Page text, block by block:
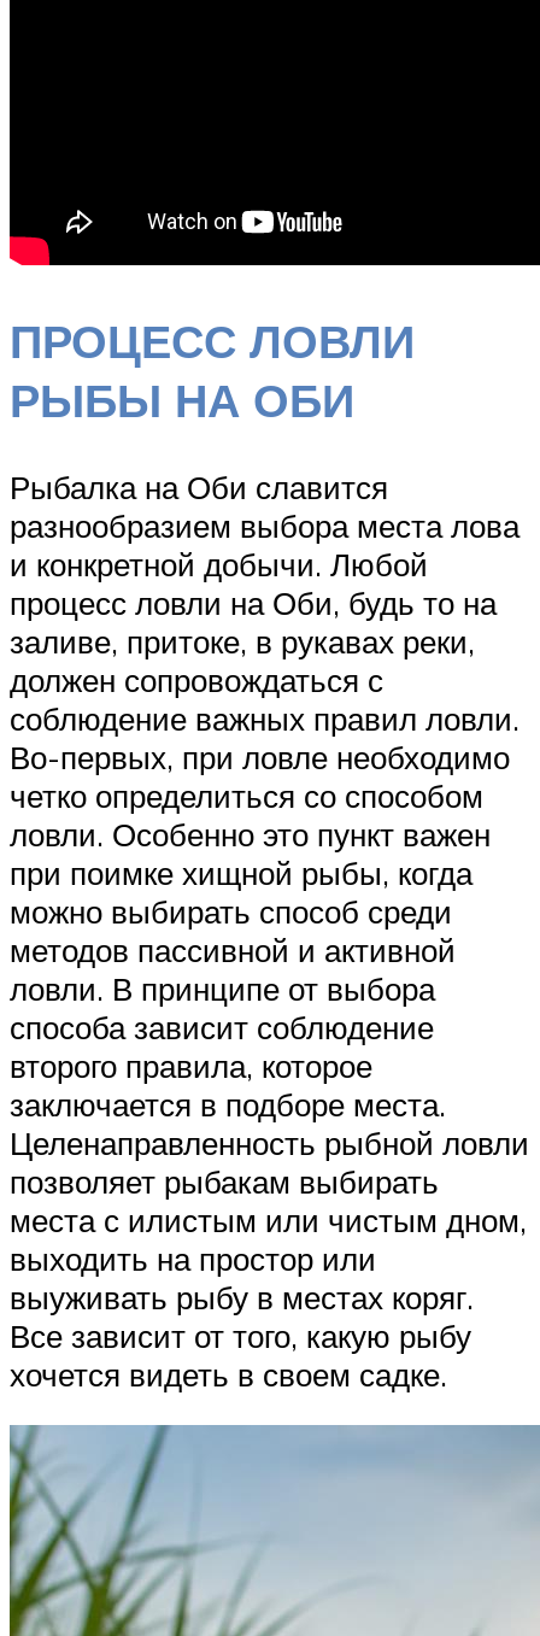
ПРОЦЕСС ЛОВЛИ
РЫБЫ НА ОБИ
Рыбалка на Оби славится
разнообразием выбора места лова
и конкретной добычи. Любой
процесс ловли на Оби, будь то на
заливе, притоке, в рукавах реки,
должен сопровождаться с
соблюдение важных правил ловли.
Во-первых, при ловле необходимо
четко определиться со способом
ловли. Особенно это пункт важен
при поимке хищной рыбы, когда
можно выбирать способ среди
методов пассивной и активной
ловли. В принципе от выбора
способа зависит соблюдение
второго правила, которое
заключается в подборе места.
Целенаправленность рыбной ловли
позволяет рыбакам выбирать
места с илистым или чистым дном,
выходить на простор или
выуживать рыбу в местах коряг.
Все зависит от того, какую рыбу
хочется видеть в своем садке.